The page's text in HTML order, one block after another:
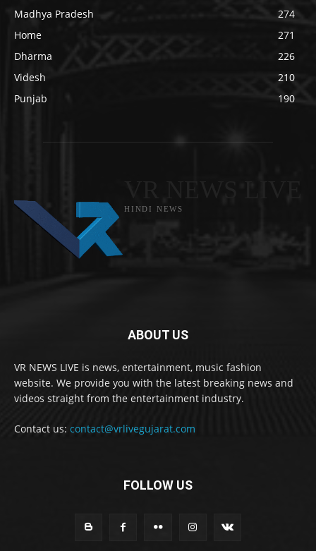
Madhya Pradesh
274
Home
271
Dharma
226
Videsh
210
Punjab
190
HINDI NEWS
ABOUT US
VR NEWS LIVE is news, entertainment, music fashion
website. We provide you with the latest breaking news and
videos straight from the entertainment industry.
Contact us: contact@vrlivegujarat.com
FOLLOW US